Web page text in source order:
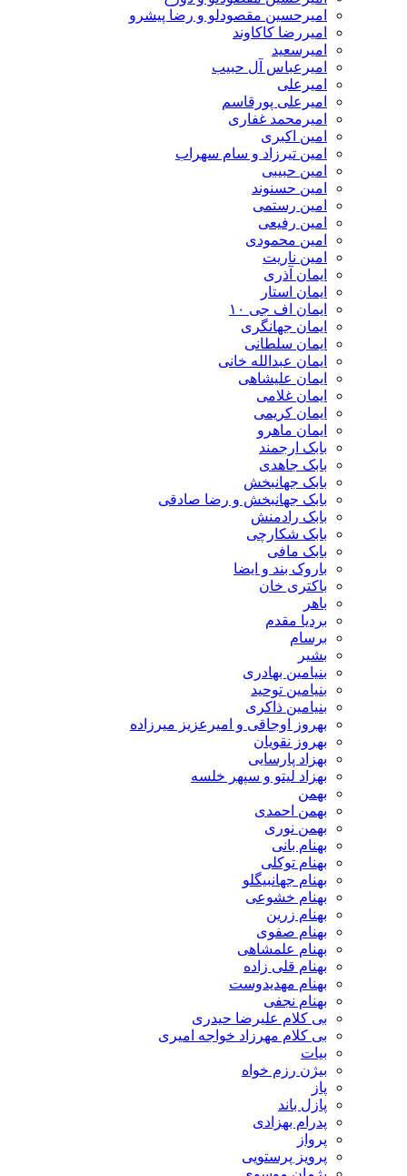
امیرحسین مقصودلو و رضا پیشرو
امیررضا کاکاوند
امیرسعید
امیرعباس آل حبیب
امیرعلی
امیرعلی پورقاسم
امیرمحمد غفاری
امین اکبری
امین تیرزاد و سام سهراب
امین حبیبی
امین حسنوند
امین رستمی
امین رفیعی
امین محمودی
امین ناریت
ایمان آذری
ایمان استار
ایمان اف جی ۱۰
ایمان جهانگری
ایمان سلطانی
ایمان عبدالله خانی
ایمان علیشاهی
ایمان غلامی
ایمان کریمی
ایمان ماهرو
بابک ارجمند
بابک جاهدی
بابک جهانبخش
بابک جهانبخش و رضا صادقی
بابک رادمنش
بابک شکارچی
بابک مافی
باروک بند و ایضا
باکتری خان
باهر
بردیا مقدم
برسام
بشیر
بنیامین بهادری
بنیامین توحید
بنیامین ذاکری
بهروز اوجاقی و امیرعزیز میرزاده
بهروز نقویان
بهزاد پارسایی
بهزاد لیتو و سپهر خلسه
بهمن
بهمن احمدی
بهمن نوری
بهنام بانی
بهنام توکلی
بهنام جهانبیگلو
بهنام خشوعی
بهنام زرین
بهنام صفوی
بهنام علمشاهی
بهنام قلی زاده
بهنام مهدیدوست
بهنام نجفی
بی کلام علیرضا حیدری
بی کلام مهرزاد خواجه امیری
بیات
بیژن رزم خواه
پاز
پازل باند
پدرام بهزادی
پرواز
پرویز پرستویی